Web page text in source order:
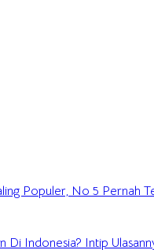
Populer, No 5 Pernah
Di Indonesia? Intip